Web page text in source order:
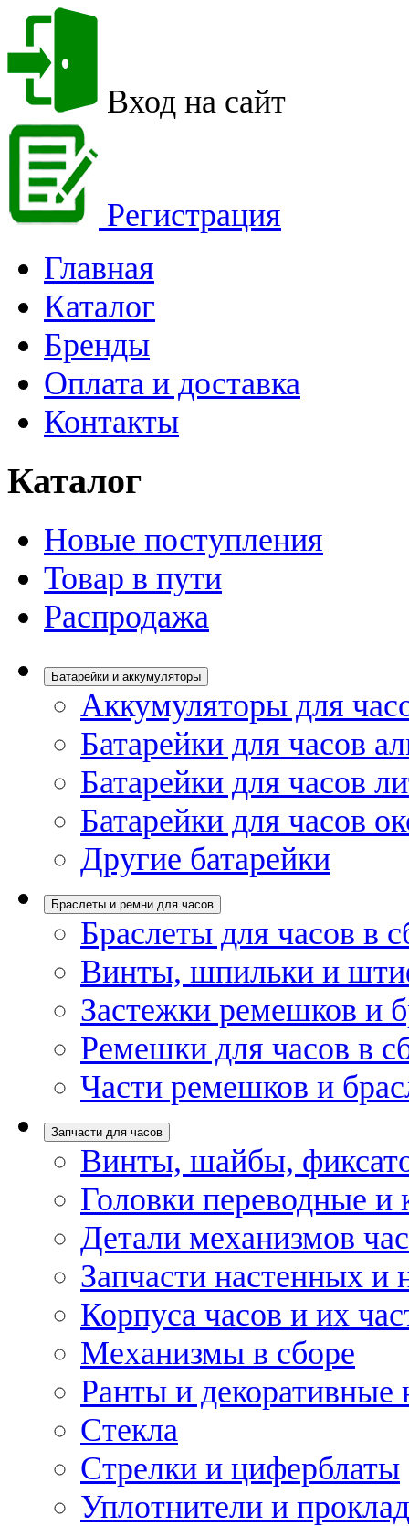
Вход на сайт
Регистрация
Главная
Каталог
Бренды
Оплата и доставка
Контакты
Каталог
Новые поступления
Товар в пути
Распродажа
Батарейки и аккумуляторы
Аккумуляторы для
Батарейки для часов
Батарейки для часов
Батарейки для часов
Другие батарейки
Браслеты и ремни для часов
Браслеты для часов в
Винты, шпильки и
Застежки ремешков и
Ремешки для часов в
Части ремешков и
Запчасти для часов
Винты, шайбы,
Головки переводные и
Детали механизмов
Запчасти настенных и
Корпуса часов и их
Механизмы в сборе
Ранты и декоративные
Стекла
Стрелки и циферблаты
Уплотнители и